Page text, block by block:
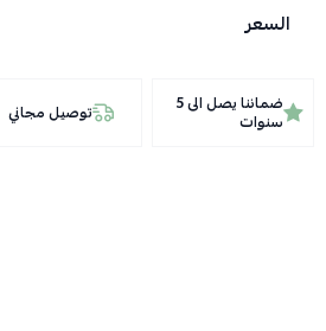
السعر
ضماننا يصل الى 5
سنوات توصيل مجاني